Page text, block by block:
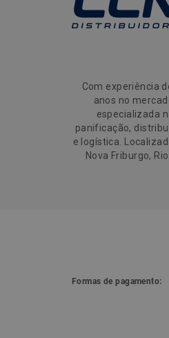
Com experiência
anos no
especializada
panificação,
e logística.
Nova Friburgo,
Formas de pagamento: